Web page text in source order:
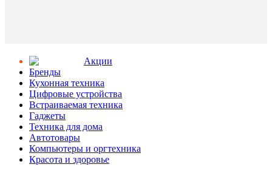
Aкции
Бренды
Кухонная техника
Цифровые устройства
Встраиваемая техника
Гаджеты
Техника для дома
Автотовары
Компьютеры и оргтехника
Красота и здоровье